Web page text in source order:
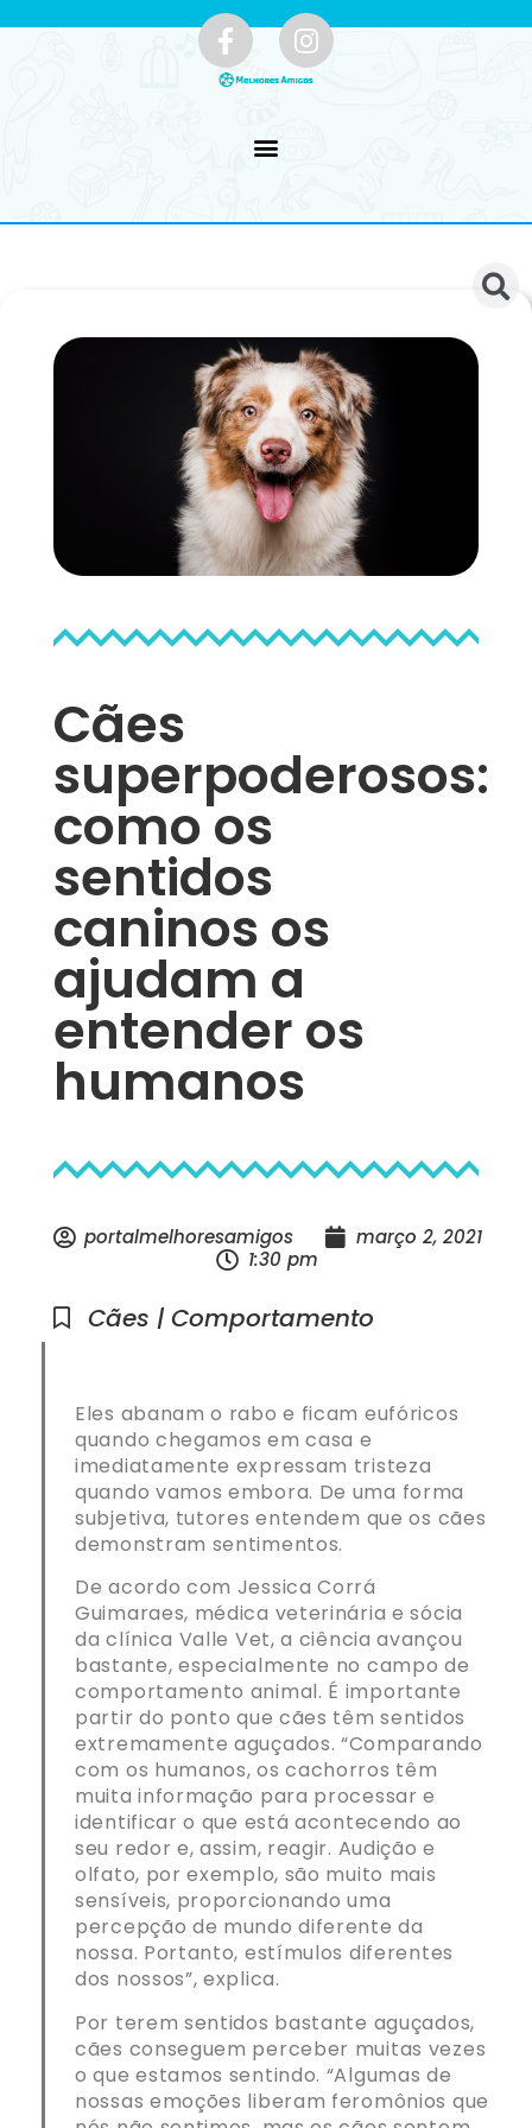
Cães
superpoderosos:
como os
sentidos
caninos os
ajudam a
entender os
humanos
portalmelhoresamigos
março 2, 2021
1:30 pm
Cães | Comportamento
Eles abanam o rabo e ficam eufóricos
quando chegamos em casa e
imediatamente expressam tristeza
quando vamos embora. De uma forma
subjetiva, tutores entendem que os cães
demonstram sentimentos.
De acordo com Jessica Corrá
Guimaraes, médica veterinária e sócia
da clínica Valle Vet, a ciência avançou
bastante, especialmente no campo de
comportamento animal. É importante
partir do ponto que cães têm sentidos
extremamente aguçados. “Comparando
com os humanos, os cachorros têm
muita informação para processar e
identificar o que está acontecendo ao
seu redor e, assim, reagir. Audição e
olfato, por exemplo, são muito mais
sensíveis, proporcionando uma
percepção de mundo diferente da
nossa. Portanto, estímulos diferentes
dos nossos”, explica.
Por terem sentidos bastante aguçados,
cães conseguem perceber muitas vezes
o que estamos sentindo. “Algumas de
nossas emoções liberam feromônios que